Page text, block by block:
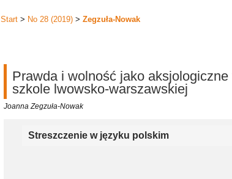
Start > No 28 (2019) > Zegzuła-Nowak
Prawda i wolność jako
szkole lwowsko-warszawskiej
Joanna Zegzuła-Nowak
Streszczenie w języku polskim